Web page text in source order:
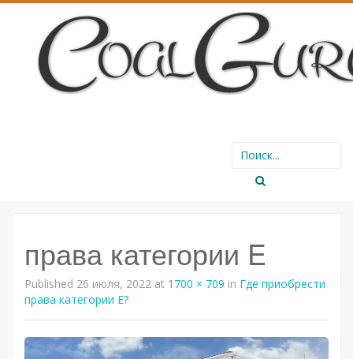
Search
for:
права категории E
Published 26 июля, 2022 at 1700 × 709 in Где приобрести
права категории E?